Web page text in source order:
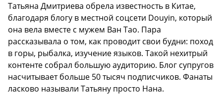
Татьяна Дмитриева обрела известность в Китае,
благодаря блогу в местной соцсети Douyin, который
она вела вместе с мужем Ван Тао. Пара
рассказывала о том, как проводит свои будни: поход
в горы, рыбалка, изучение языков. Такой нехитрый
контенте собрал большую аудиторию. Блог супругов
насчитывает больше 50 тысяч подписчиков. Фанаты
ласково называли Татьяну просто Нана.